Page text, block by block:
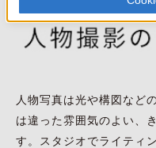
人物写真は光や構図など
は違った雰囲気のよい、
す。スタジオでライティ